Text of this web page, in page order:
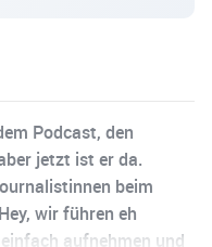
Podcast, den
jetzt ist er da.
beim
wir führen eh
aufnehmen und